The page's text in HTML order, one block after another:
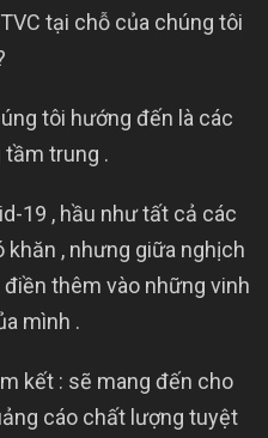
tại chỗ của chúng tôi
tôi hướng đến là các
tầm trung .
19 , hầu như tất cả các
khăn , nhưng giữa nghịch
thêm vào những vinh
mình .
kết : sẽ mang đến cho
cáo chất lượng tuyệt